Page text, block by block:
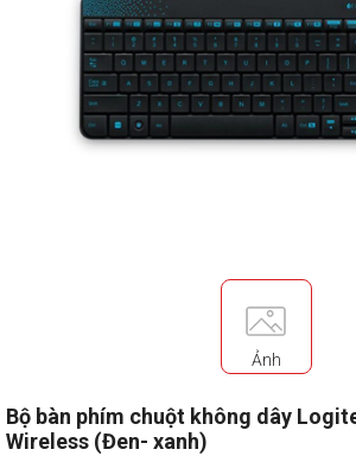
Ảnh
Bộ bàn phím chuột không dây
Wireless (Đen- xanh)